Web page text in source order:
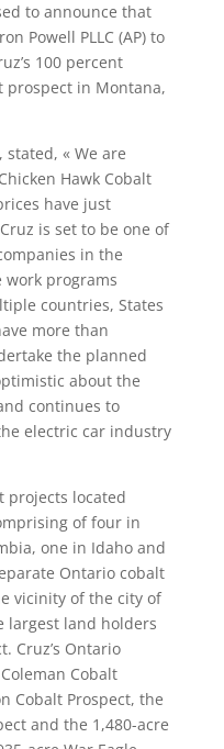
to announce that
Powell PLLC (AP) to
100 percent
prospect in Montana,
stated, « We are
Hawk Cobalt
have just
is set to be one of
in the
programs
countries, States
more than
the planned
about the
continues to
electric car industry
projects located
of four in
one in Idaho and
Ontario cobalt
vicinity of the city of
largest land holders
Cruz’s Ontario
Cobalt
Cobalt Prospect, the
and the 1,480-acre